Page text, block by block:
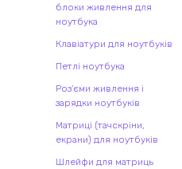
блоки живлення для
ноутбука
Клавіатури для ноутбуків
Петлі ноутбука
Роз'єми живлення і
зарядки ноутбуків
Матриці (тачскріни,
екрани) для ноутбуків
Шлейфи для матриць